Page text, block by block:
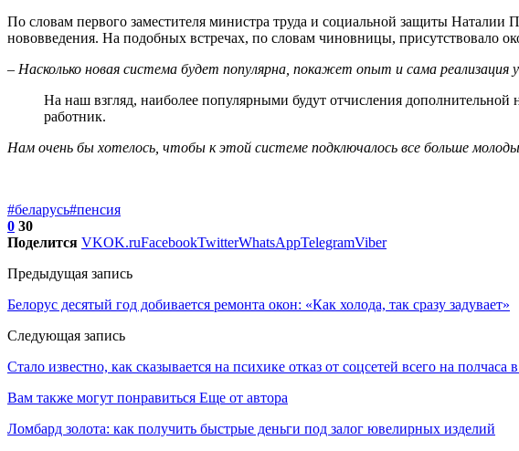
По словам первого заместителя министра труда и социальной защиты Наталии
нововведения. На подобных встречах, по словам чиновницы, присутствовало
– Насколько новая система будет популярна, покажет опыт и сама реализация
На наш взгляд, наиболее популярными будут отчисления дополнительной
работник.
Нам очень бы хотелось, чтобы к этой системе подключалось все больше
#беларусь#пенсия
0 30
Поделится VKOK.ruFacebookTwitterWhatsAppTelegramViber
Предыдущая запись
Белорус десятый год добивается ремонта окон: «Как холода, так сразу задувает»
Следующая запись
Стало известно, как сказывается на психике отказ от соцсетей всего на полчаса
Вам также могут понравиться Еще от автора
Ломбард золота: как получить быстрые деньги под залог ювелирных изделий